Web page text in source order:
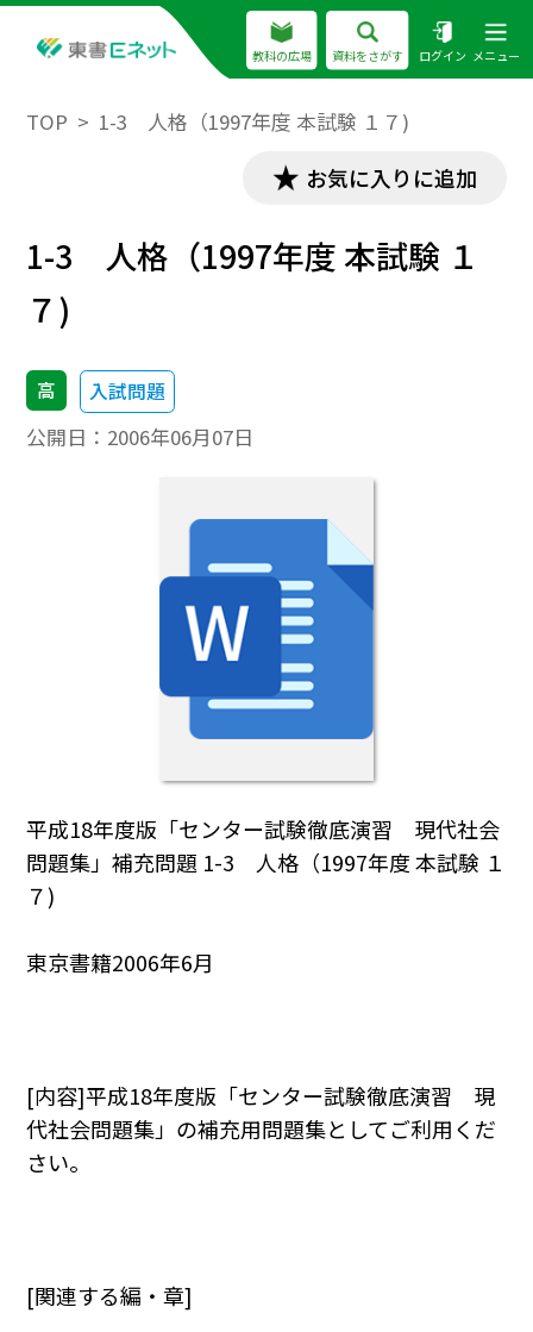
教科の広場 資料をさがす ログイン メニュー
TOP 1-3 人格（1997年度 本試験 １７)
お気に入りに追加
1-3 人格（1997年度 本試験 １
７)
高 入試問題
公開日： 2006年06月07日
平成18年度版「センター試験徹底演習 現代社会
問題集」補充問題 1-3 人格（1997年度 本試験 １
７)
東京書籍2006年6月
[内容]平成18年度版「センター試験徹底演習 現
代社会問題集」の補充用問題集としてご利用くだ
さい。
[関連する編・章]